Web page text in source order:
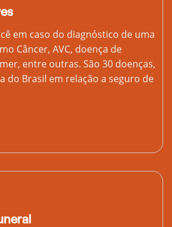
em caso do diagnóstico de uma
Câncer, AVC, doença de
entre outras. São 30 doenças,
do Brasil em relação a seguro de